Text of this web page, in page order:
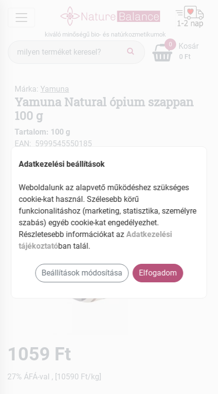
menu
kiváló minőségű bio- és natúrkozmetikumok
keresés
0
0 Ft
Kosár
Márka: Yamuna
Yamuna Natural ópium szappan
100 g
Tartalom: 100 g
EAN: 5999545550185
1059 Ft
27% ÁFÁ-val , [10590 Ft/kg]
Adatkezelési beállítások
Weboldalunk az alapvető működéshez szükséges
cookie-kat használ. Szélesebb körű
funkcionalitáshoz (marketing, statisztika, személyre
szabás) egyéb cookie-kat engedélyezhet.
Részletesebb információkat az Adatkezelési
tájékoztatóban talál.
Beállítások módosítása Elfogadom